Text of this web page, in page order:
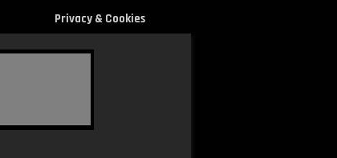
Privacy & Cookies